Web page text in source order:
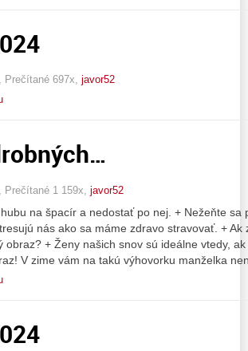
Prečítané 697x, javor52
Prečítané 1 159x, javor52
na špacír a nedostať po nej. + Nežeňte sa
nás ako sa máme zdravo stravovať. +
obraz? + Ženy našich snov sú ideálne vtedy,
V zime vám na takú výhovorku manželka